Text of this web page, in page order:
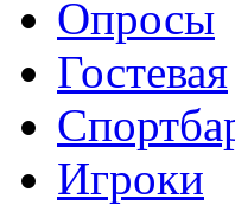
Опросы
Гостевая
Игроки